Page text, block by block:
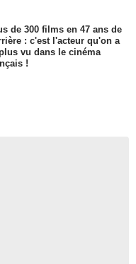
de 300 films en 47 ans de
: c'est l'acteur qu'on a
vu dans le cinéma
!